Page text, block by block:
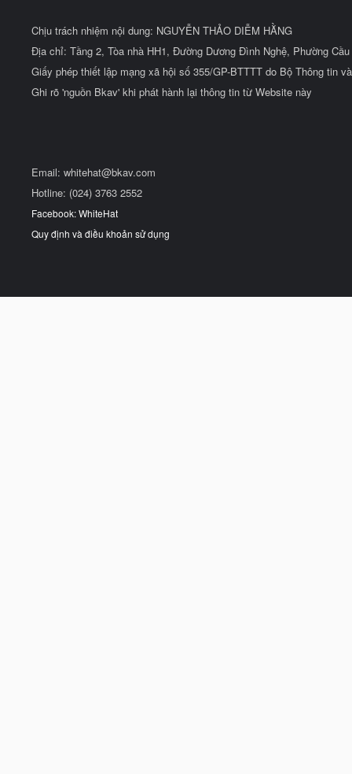
Chịu trách nhiệm nội dung: NGUYỄN THẢO DIỄM HẰNG
Địa chỉ: Tầng 2, Tòa nhà HH1, Đường Dương Đình Nghệ, Phường
Giấy phép thiết lập mạng xã hội số 355/GP-BTTTT do Bộ Thông tin
Ghi rõ 'nguồn Bkav' khi phát hành lại thông tin từ Website này
Email: whitehat@bkav.com
Hotline: (024) 3763 2552
Facebook: WhiteHat
Quy định và điều khoản sử dụng